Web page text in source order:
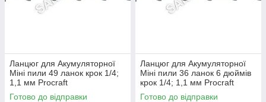
Ланцюг для Акумуляторної
Міні пили 49 ланок крок 1/4;
1,1 мм Procraft
Готово до відправки
Ланцюг для Акумуляторної
Міні пили 36 ланок 6 дюймів
крок 1/4; 1,1 мм Procraft
Готово до відправки